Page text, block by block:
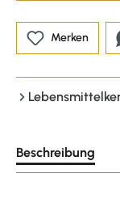
Merken
Beschreibung